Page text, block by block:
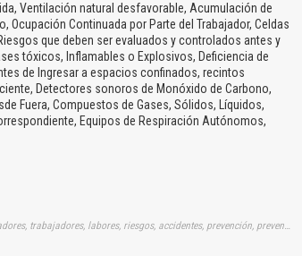
Ventilación natural desfavorable, Acumulación de
Continuada por Parte del Trabajador, Celdas
que deben ser evaluados y controlados antes y
tóxicos, Inflamables o Explosivos, Deficiencia de
de Ingresar a espacios confinados, recintos
Detectores sonoros de Monóxido de Carbono,
Fuera, Compuestos de Gases, Sólidos, Líquidos,
Equipos de Respiración Autónomos,
Tags: videos, vídeos, videito, audio, visual, gratis, gratuito, operacion, operando, operadores, trabajadores, labores, riesgos, accidentes, prevención, prevencion, minería, minas, mineria, mina, recomendacion
Título es incorrecto según el contenido.
Texto o Imagen de portada son erróneos.
carga o no se visualiza el contenido.